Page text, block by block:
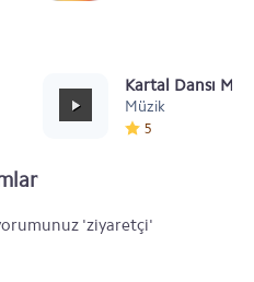
Kartal Dansı
Müzik
5
'ziyaretçi'